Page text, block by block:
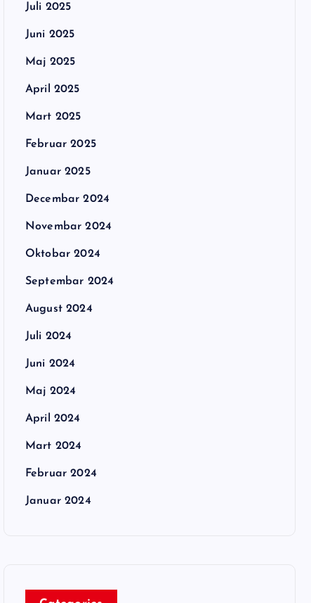
Juli 2025
Juni 2025
Maj 2025
April 2025
Mart 2025
Februar 2025
Januar 2025
Decembar 2024
Novembar 2024
Oktobar 2024
Septembar 2024
August 2024
Juli 2024
Juni 2024
Maj 2024
April 2024
Mart 2024
Februar 2024
Januar 2024